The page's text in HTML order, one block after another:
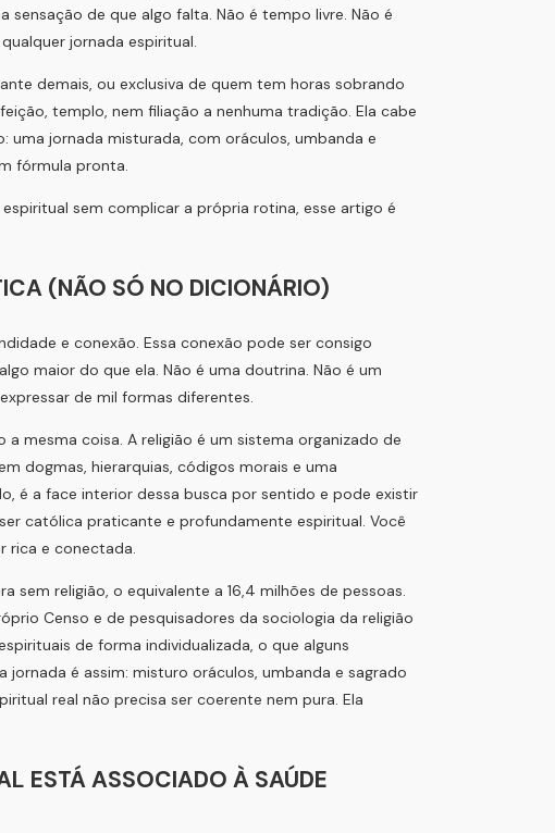
de que algo falta. Não é tempo livre. Não é
jornada espiritual.
demais, ou exclusiva de quem tem horas sobrando
templo, nem filiação a nenhuma tradição. Ela cabe
uma jornada misturada, com oráculos, umbanda e
fórmula pronta.
sem complicar a própria rotina, esse artigo é
(NÃO SÓ NO DICIONÁRIO)
e conexão. Essa conexão pode ser consigo
maior do que ela. Não é uma doutrina. Não é um
de mil formas diferentes.
mesma coisa. A religião é um sistema organizado de
dogmas, hierarquias, códigos morais e uma
é a face interior dessa busca por sentido e pode existir
católica praticante e profundamente espiritual. Você
rica e conectada.
sem religião, o equivalente a 16,4 milhões de pessoas.
Censo e de pesquisadores da sociologia da religião
de forma individualizada, o que alguns
é assim: misturo oráculos, umbanda e sagrado
real não precisa ser coerente nem pura. Ela
ESTÁ ASSOCIADO À SAÚDE